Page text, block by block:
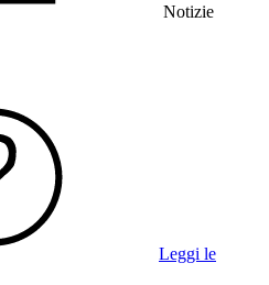
Notizie
Leggi le